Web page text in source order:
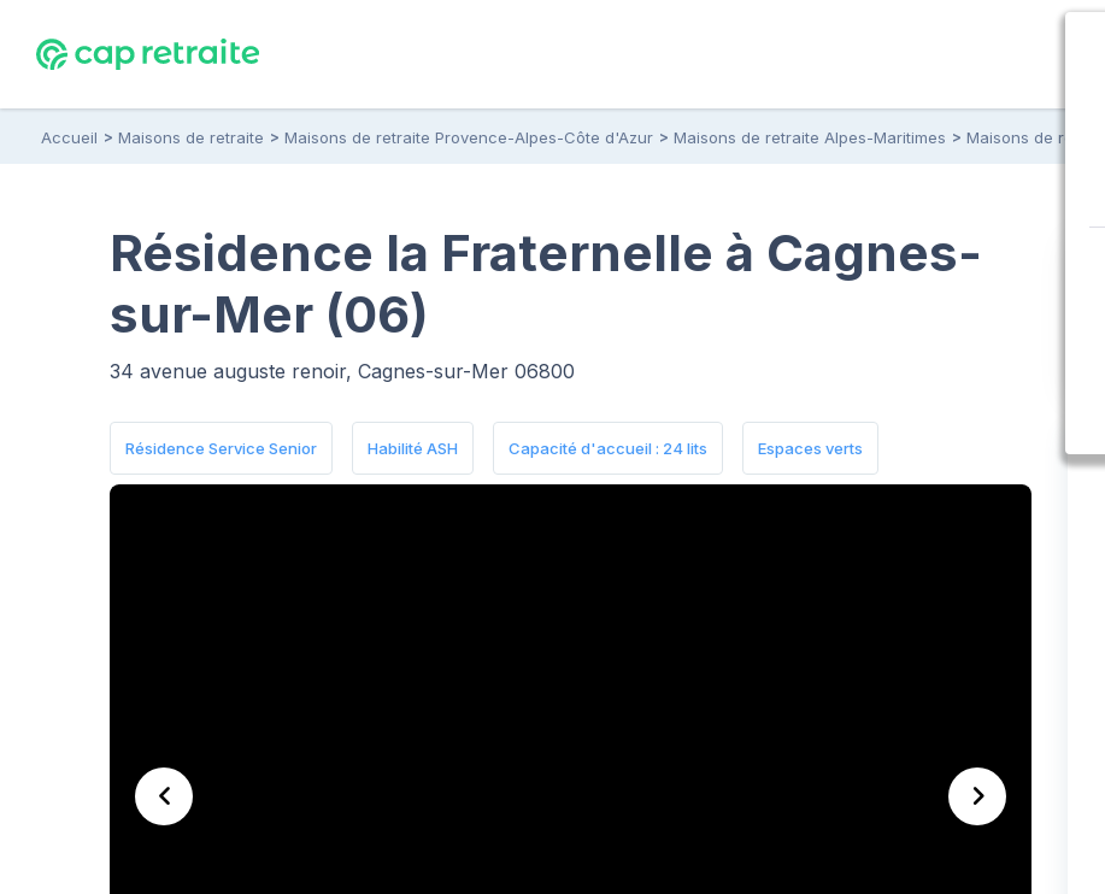
Accueil Maisons de retraite Maisons de retraite Provence-Alpes-Côte d'Azur Maisons de retraite Alpes-Maritimes Maisons de
Résidence la Fraternelle à Cagnes-
sur-Mer (06)
34 avenue auguste renoir, Cagnes-sur-Mer 06800
Résidence Service Senior Habilité ASH Capacité d'accueil : 24 lits Espaces verts